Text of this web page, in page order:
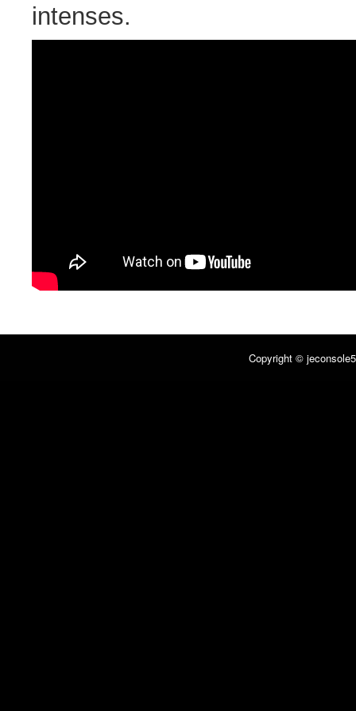
intenses.
Copyright ©